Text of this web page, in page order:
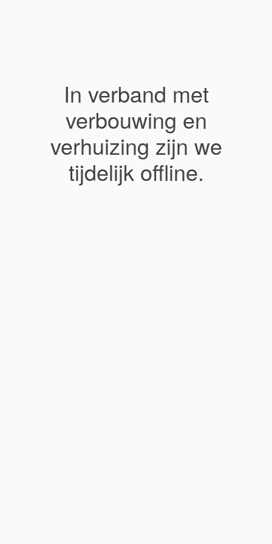
In verband met
verbouwing en
verhuizing zijn we
tijdelijk offline.